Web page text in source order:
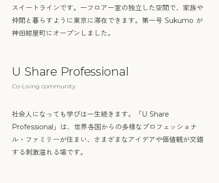
スイートラインです。一フロア一室の独立した空間で、家族や
仲間と暮らすように東京に滞在できます。第一号 Sukumo が
神田紺屋町にオープンしました。
U Share Professional
Co-Living community
社会人になっても学びは一生続きます。「U Share
Professional」は、世界各国からの多様なプロフェッショナ
ル・ファミリーが住まい、さまざまなアイデアや価値観が交錯
する刺激溢れる場です。